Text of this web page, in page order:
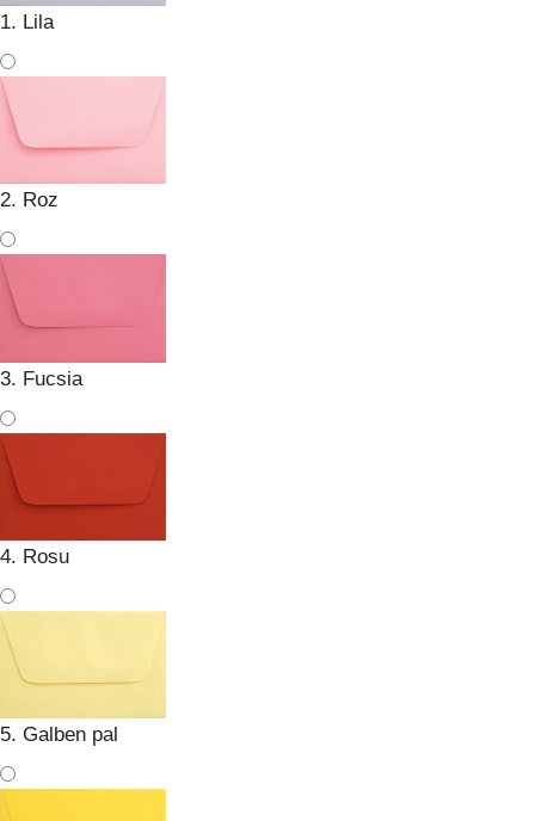
1. Lila
2. Roz
3. Fucsia
4. Rosu
5. Galben pal